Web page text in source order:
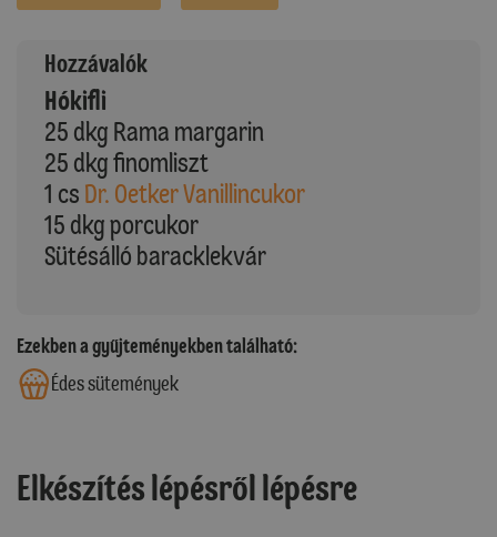
Hozzávalók
Hókifli
25 dkg Rama margarin
25 dkg finomliszt
1 cs Dr. Oetker Vanillincukor
15 dkg porcukor
Sütésálló baracklekvár
Ezekben a gyűjteményekben található:
Édes sütemények
Elkészítés lépésről lépésre